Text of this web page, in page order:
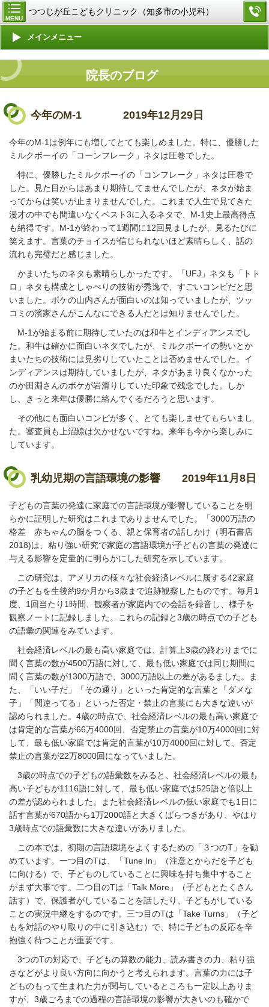
MENU
つつじが丘こどもクリニック（知多市の小児科）
メインメニュー
院長のブログ
今年のM-1 2019年12月29日
今年のM-1は例年にも増してとても楽しめました。特に、優勝した
ミルクボーイの「コーンフレーク」ネタは圧巻でした。
特に、優勝したミルクボーイの「コンフレーク」ネタは圧巻で
した。見た目からはあまり期待してませんでしたが、ネタが始ま
ってからは笑いが止まりませんでした。これまで人生で見てきた
漫才の中でも間違いなくベスト3に入るネタで、M-1史上最高得点
も納得です。M-1が終わって1週間に12回見ましたが、見るたびに
笑えます。言葉のチョイスが信じられないほど素晴らしく、話の
流れも完璧だと感じました。
かまいたちのネタも素晴らしかったです。「UFJ」ネタも「トト
ロ」ネタも構成としゃべりの技術が秀逸で、すごいコンビだと思
いました。ボケの山内さんが面白いのは知っていましたが、ツッ
コミの濱家さんがこんなにできる人だとは知りませんでした。
M-1が始まる前に期待していたのは和牛とインディアンスでし
た。和牛は確かに面白いネタでしたが、ミルクボーイの勢いとか
まいたちの技術には見劣りしていたことは否めませんでした。イ
ンディアンスは期待していましたが、ネタがあまり良くなかった
のか田淵さんのボケが岩滑りしていた印象で残念でした。しか
し、きっと来年は優勝に絡んでくるだろうと思います。
その他にも面白いコンビが多く、とても楽しませてもらいまし
た。審査員も上沼線は欠かせないですね。来年も今から楽しみに
しています。
乳幼児期の言語環境の影響 2019年11月8日
子どもの言葉の発達に家庭での言語環境が影響していることを明
らかに証明した研究はこれまでありませんでした。「3000万語の
格差 赤ちゃんの脳をつくる、親と保育者の話しかけ（明石書店
2018)は、粘り強い研究で家庭の言語環境が子どもの言葉の発達に
与える影響を定量的に明らかにした研究を示しています。
この研究は、アメリカの様々な社会経済レベルに属する42家庭
の子どもを生後約9か月から3歳まで追跡観察したものです。毎月1
度、1回当たり1時間、観察者が家庭内での会話を録音し、様子を
観察ノートに記録しました。これらの記録と3歳の時点での子ども
の語彙の関連をみています。
社会経済レベルの最も高い家庭では、計算上3歳の終わりまでに
聞く言葉の数が4500万語に対して、最も低い家庭では同じ期間に
聞く言葉の数が1300万語で、3000万語以上の差があるました。ま
た、「いい子だ」「その通り」といった肯定的な言葉と「ダメな
子」「間違ってる」といった否定・禁止の言葉にも大きな違いが
認められました。4歳の時点で、社会経済レベルの最も高い家庭で
は肯定的な言葉が66万4000回、否定禁止の言葉が10万4000回に対
して、最も低い家庭では肯定的言葉が10万4000回に対して、否定
禁止の言葉が22万8000回になっていました。
3歳の時点での子どもの語彙数をみると、社会経済レベルの最も
高い子どもが1116語に対して、最も低い家庭では525語と倍以上
の差が認められました。また社会経済レベルの低い家庭でも1日に
話す言葉が670語から1万2000語と大きくばらつきがあり、やはり
3歳時点での語彙数に大きな違いがありました。
この本では、初期の言語環境をよくするための「３つのT」を勧
めています。一つ目のTは、「Tune In」（注意とからだを子ども
に向ける）で、子どものしていることに興味を持ち集中すること
がまず大事です。二つ目のTは「Talk More」（子どもとたくさん
話す）で、保護者がしていることを話したり、子どもがしている
ことの実況中継をするのです。三つ目のTは「Take Turns」（子ど
もを対話のやり取りの中に引き込む）で、特に子どもの反応を辛
抱強く待つことが重要です。
3つのTの対応で、子どもの算数の能力、読み書きの力、粘り強
さなどがより良い方向に向かうと考えられます。言葉の力には子
どものもって生まれた力が関与しているところも一定以上ありま
すが、3歳ごろまでの過程の言語環境の影響が大きいのも確かで